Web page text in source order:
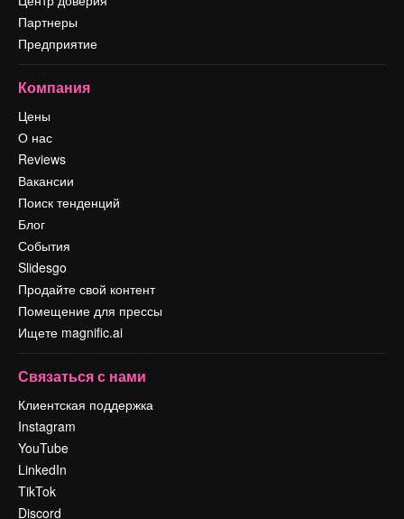
Партнеры
Предприятие
Компания
Цены
О нас
Reviews
Вакансии
Поиск тенденций
Блог
События
Slidesgo
Продайте свой контент
Помещение для прессы
Ищете magnific.ai
Связаться с нами
Клиентская поддержка
Instagram
YouTube
LinkedIn
TikTok
Discord